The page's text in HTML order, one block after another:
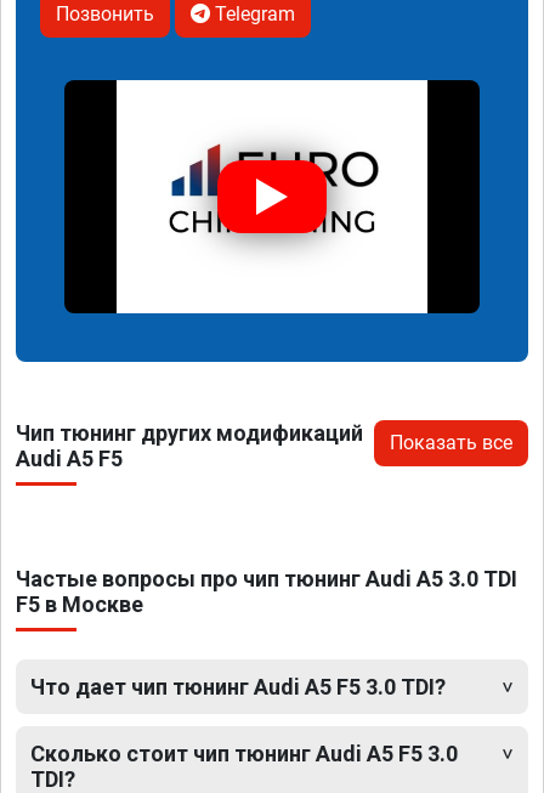
Позвонить Telegram
Чип тюнинг других модификаций
Audi A5 F5
Показать все
Частые вопросы про чип тюнинг Audi A5 3.0 TDI
F5 в Москве
Что дает чип тюнинг Audi A5 F5 3.0 TDI?
Сколько стоит чип тюнинг Audi A5 F5 3.0
TDI?